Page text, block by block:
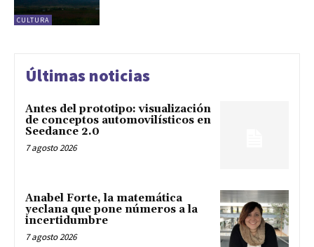
CULTURA
Últimas noticias
Antes del prototipo: visualización
de conceptos automovilísticos en
Seedance 2.0
7 agosto 2026
Anabel Forte, la matemática
yeclana que pone números a la
incertidumbre
7 agosto 2026